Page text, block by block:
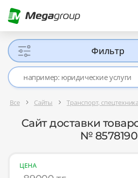
Фильтр
Все Сайты Транспорт, спецтехника
Сайт доставки
№ 8578190
ЦЕНА